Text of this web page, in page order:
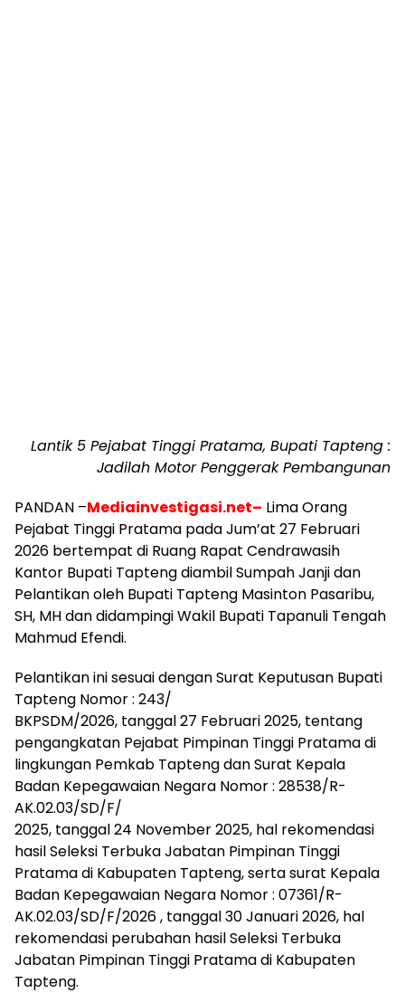
Lantik 5 Pejabat Tinggi Pratama, Bupati Tapteng :
Jadilah Motor Penggerak Pembangunan
PANDAN –Mediainvestigasi.net– Lima Orang
Pejabat Tinggi Pratama pada Jum’at 27 Februari
2026 bertempat di Ruang Rapat Cendrawasih
Kantor Bupati Tapteng diambil Sumpah Janji dan
Pelantikan oleh Bupati Tapteng Masinton Pasaribu,
SH, MH dan didampingi Wakil Bupati Tapanuli Tengah
Mahmud Efendi.
Pelantikan ini sesuai dengan Surat Keputusan Bupati
Tapteng Nomor : 243/
BKPSDM/2026, tanggal 27 Februari 2025, tentang
pengangkatan Pejabat Pimpinan Tinggi Pratama di
lingkungan Pemkab Tapteng dan Surat Kepala
Badan Kepegawaian Negara Nomor : 28538/R-
AK.02.03/SD/F/
2025, tanggal 24 November 2025, hal rekomendasi
hasil Seleksi Terbuka Jabatan Pimpinan Tinggi
Pratama di Kabupaten Tapteng, serta surat Kepala
Badan Kepegawaian Negara Nomor : 07361/R-
AK.02.03/SD/F/2026 , tanggal 30 Januari 2026, hal
rekomendasi perubahan hasil Seleksi Terbuka
Jabatan Pimpinan Tinggi Pratama di Kabupaten
Tapteng.